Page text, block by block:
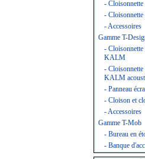
- Cloisonnette
- Cloisonnette
- Accessoires
Gamme T-
- Cloisonnette
KALM
- Cloisonnette
KALM
- Panneau
- Cloison et
- Accessoires
Gamme T-Mob
- Bureau en
- Banque